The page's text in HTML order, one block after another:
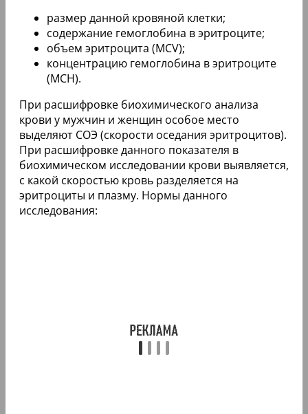
размер данной кровяной клетки;
содержание гемоглобина в эритроците;
объем эритроцита (MCV);
концентрацию гемоглобина в эритроците
(MCH).
При расшифровке биохимического анализа
крови у мужчин и женщин особое место
выделяют СОЭ (скорости оседания эритроцитов).
При расшифровке данного показателя в
биохимическом исследовании крови выявляется,
с какой скоростью кровь разделяется на
эритроциты и плазму. Нормы данного
исследования: